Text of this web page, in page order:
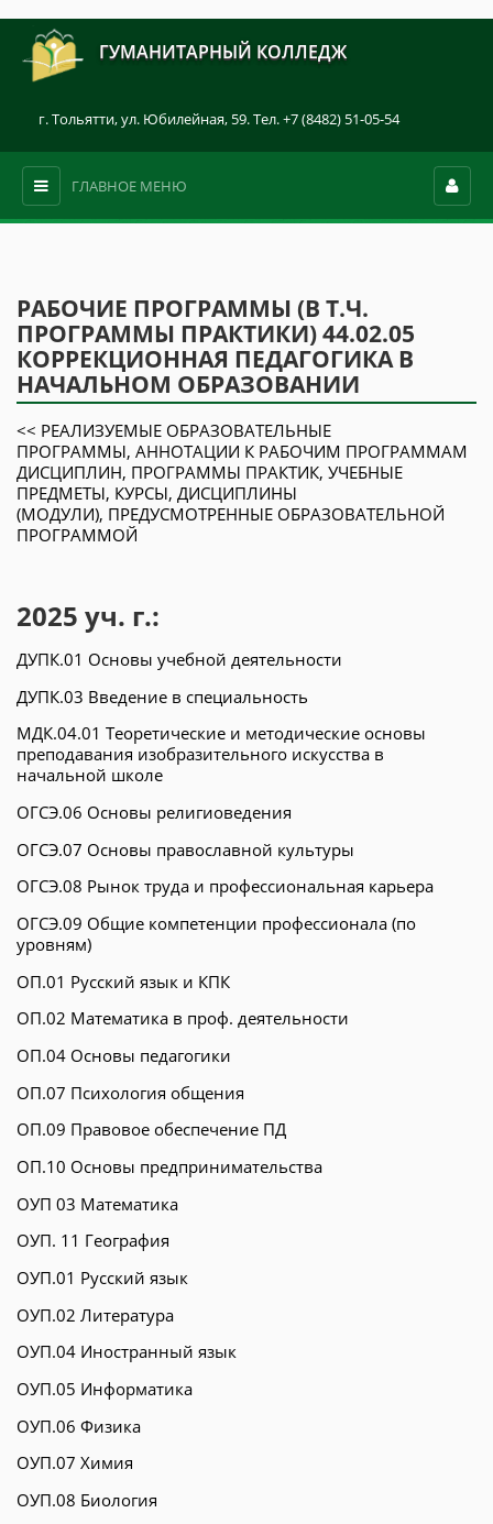
ГУМАНИТАРНЫЙ КОЛЛЕДЖ
г. Тольятти, ул. Юбилейная, 59. Тел. +7 (8482) 51-05-54
ГЛАВНОЕ МЕНЮ
РАБОЧИЕ ПРОГРАММЫ (В Т.Ч.
ПРОГРАММЫ ПРАКТИКИ) 44.02.05
КОРРЕКЦИОННАЯ ПЕДАГОГИКА В
НАЧАЛЬНОМ ОБРАЗОВАНИИ
<< РЕАЛИЗУЕМЫЕ ОБРАЗОВАТЕЛЬНЫЕ
ПРОГРАММЫ, АННОТАЦИИ К РАБОЧИМ ПРОГРАММАМ
ДИСЦИПЛИН, ПРОГРАММЫ ПРАКТИК, УЧЕБНЫЕ
ПРЕДМЕТЫ, КУРСЫ, ДИСЦИПЛИНЫ
(МОДУЛИ), ПРЕДУСМОТРЕННЫЕ ОБРАЗОВАТЕЛЬНОЙ
ПРОГРАММОЙ
2025 уч. г.:
ДУПК.01 Основы учебной деятельности
ДУПК.03 Введение в специальность
МДК.04.01 Теоретические и методические основы
преподавания изобразительного искусства в
начальной школе
ОГСЭ.06 Основы религиоведения
ОГСЭ.07 Основы православной культуры
ОГСЭ.08 Рынок труда и профессиональная карьера
ОГСЭ.09 Общие компетенции профессионала (по
уровням)
ОП.01 Русский язык и КПК
ОП.02 Математика в проф. деятельности
ОП.04 Основы педагогики
ОП.07 Психология общения
ОП.09 Правовое обеспечение ПД
ОП.10 Основы предпринимательства
ОУП 03 Математика
ОУП. 11 География
ОУП.01 Русский язык
ОУП.02 Литература
ОУП.04 Иностранный язык
ОУП.05 Информатика
ОУП.06 Физика
ОУП.07 Химия
ОУП.08 Биология